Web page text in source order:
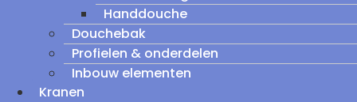
Handdouche
Douchebak
Profielen & onderdelen
Inbouw elementen
Kranen